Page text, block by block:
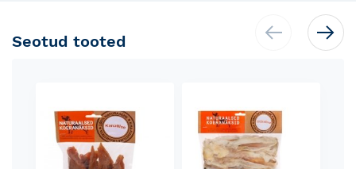
Seotud tooted
carousel